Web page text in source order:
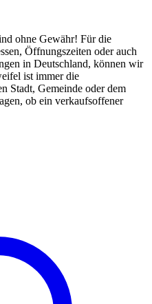
ohne Gewähr! Für die
Öffnungszeiten oder auch
in Deutschland, können wir
ist immer die
Stadt, Gemeinde oder dem
ob ein verkaufsoffener